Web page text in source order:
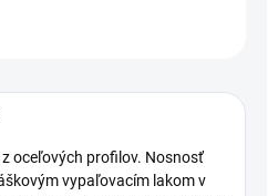
oceľových profilov. Nosnosť
vypaľovacím lakom v